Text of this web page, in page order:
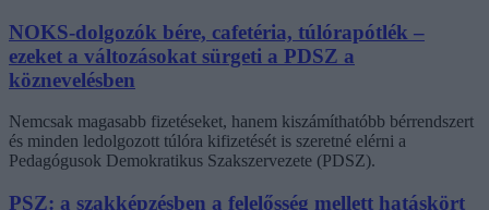
NOKS-dolgozók bére, cafetéria, túlórapótlék –
ezeket a változásokat sürgeti a PDSZ a
köznevelésben
Nemcsak magasabb fizetéseket, hanem kiszámíthatóbb bérrendszert
és minden ledolgozott túlóra kifizetését is szeretné elérni a
Pedagógusok Demokratikus Szakszervezete (PDSZ).
PSZ: a szakképzésben a felelősség mellett hatáskört